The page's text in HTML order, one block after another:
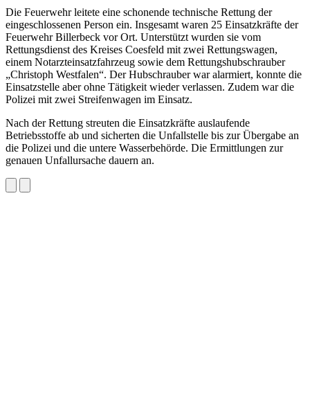
Die Feuerwehr leitete eine schonende technische Rettung der
eingeschlossenen Person ein. Insgesamt waren 25 Einsatzkräfte der
Feuerwehr Billerbeck vor Ort. Unterstützt wurden sie vom
Rettungsdienst des Kreises Coesfeld mit zwei Rettungswagen,
einem Notarzteinsatzfahrzeug sowie dem Rettungshubschrauber
„Christoph Westfalen“. Der Hubschrauber war alarmiert, konnte die
Einsatzstelle aber ohne Tätigkeit wieder verlassen. Zudem war die
Polizei mit zwei Streifenwagen im Einsatz.
Nach der Rettung streuten die Einsatzkräfte auslaufende
Betriebsstoffe ab und sicherten die Unfallstelle bis zur Übergabe an
die Polizei und die untere Wasserbehörde. Die Ermittlungen zur
genauen Unfallursache dauern an.